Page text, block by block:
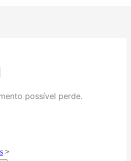
possível perde.